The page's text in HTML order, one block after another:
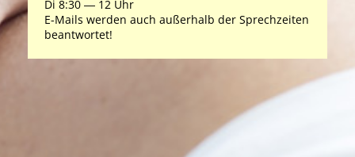
Di 8:30 ― 12 Uhr
E-Mails werden auch außerhalb der Sprechzeiten
beantwortet!